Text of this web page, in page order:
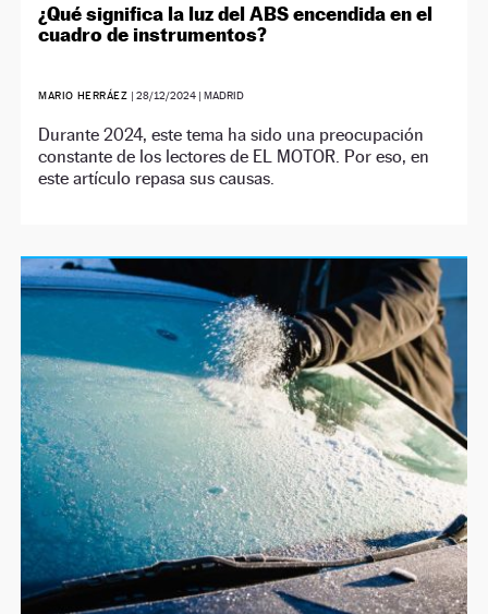
¿Qué significa la luz del ABS encendida en el
cuadro de instrumentos?
MARIO HERRÁEZ |28/12/2024 | MADRID
Durante 2024, este tema ha sido una preocupación
constante de los lectores de EL MOTOR. Por eso, en
este artículo repasa sus causas.